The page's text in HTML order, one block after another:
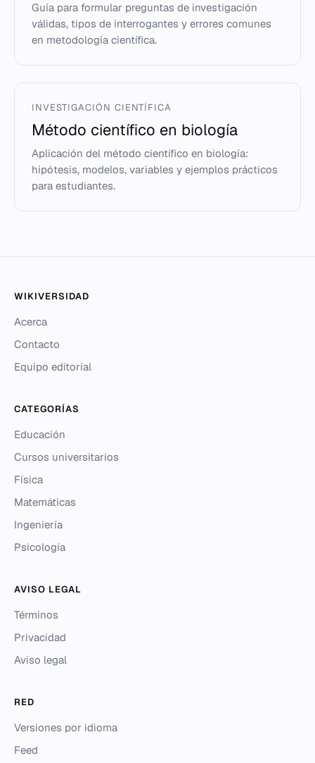
Guía para formular preguntas de investigación
válidas, tipos de interrogantes y errores comunes
en metodología científica.
INVESTIGACIÓN CIENTÍFICA
Método científico en biología
Aplicación del método científico en biología:
hipótesis, modelos, variables y ejemplos prácticos
para estudiantes.
WIKIVERSIDAD
Acerca
Contacto
Equipo editorial
CATEGORÍAS
Educación
Cursos universitarios
Física
Matemáticas
Ingeniería
Psicología
AVISO LEGAL
Términos
Privacidad
Aviso legal
RED
Versiones por idioma
Feed